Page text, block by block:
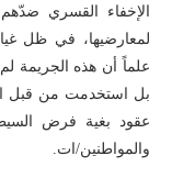
الإخفاء القسري
لمعارضيها، في ظل
بل استخدمت من قبل
عقود بغية فرض
والمواطنين/ات.